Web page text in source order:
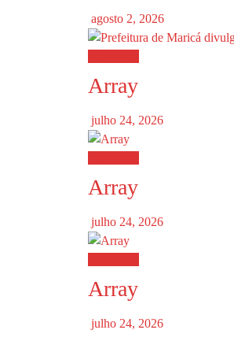
agosto 2, 2026
Array
julho 24, 2026
Array
julho 24, 2026
Array
julho 24, 2026